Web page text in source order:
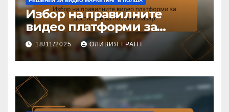
Избор на правилните
видео платформи за
достигане на полския
пазар
18/11/2025 ОЛИВИЯ ГРАНТ